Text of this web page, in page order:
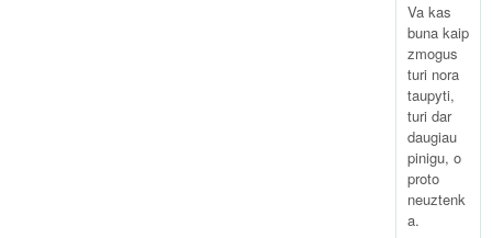
Va kas
buna kaip
zmogus
turi nora
taupyti,
turi dar
daugiau
pinigu, o
proto
neuztenk
a.